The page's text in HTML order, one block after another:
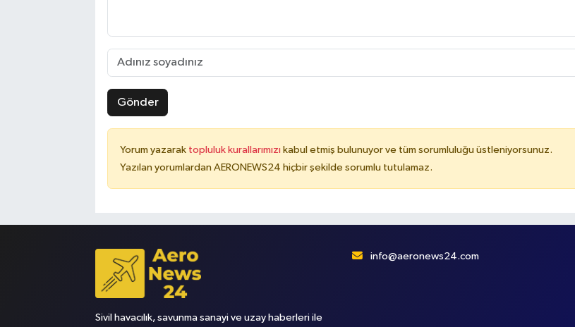
Gönder
Yorum yazarak topluluk kurallarımızı kabul etmiş bulunuyor ve tüm sorumluluğu üstleniyorsunuz.
Yazılan yorumlardan AERONEWS24 hiçbir şekilde sorumlu tutulamaz.
Sivil havacılık, savunma sanayi ve uzay haberleri ile
info@aeronews24.com